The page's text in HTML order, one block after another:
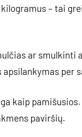
– tai
ar smulkinti
kaip
paviršių.